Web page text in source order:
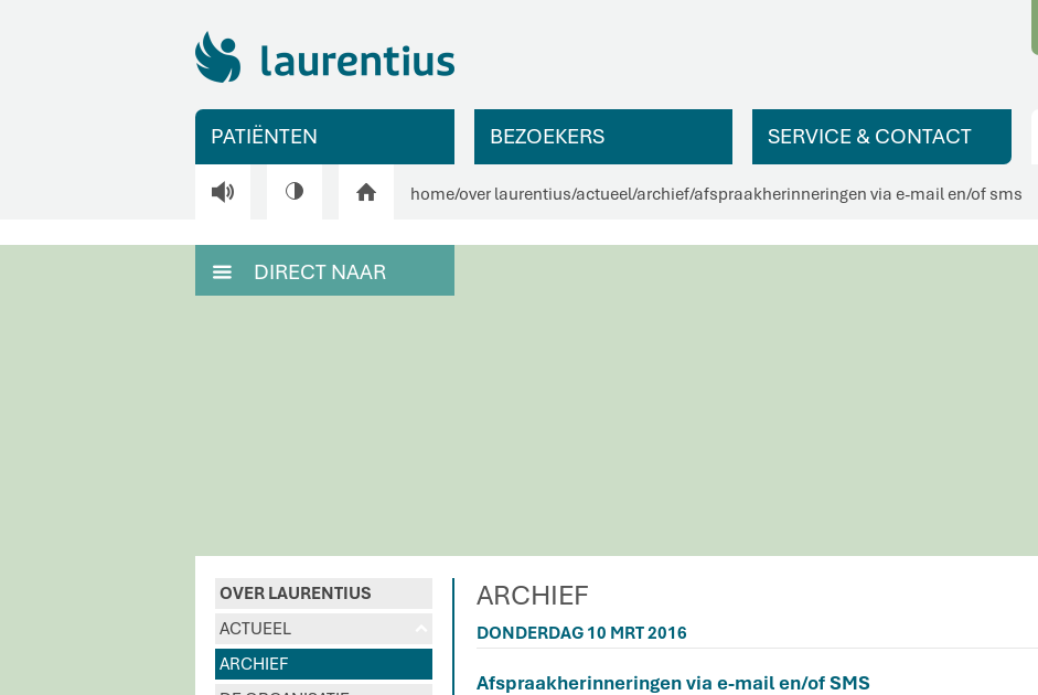
PATIËNTEN BEZOEKERS SERVICE & CONTACT
V H home/over laurentius/actueel/archief/afspraakherinneringen via e-mail en/of sms
M DIRECT NAAR
OVER LAURENTIUS
ACTUEEL
ARCHIEF
ARCHIEF
DONDERDAG 10 MRT 2016
Afspraakherinneringen via e-mail en/of SMS